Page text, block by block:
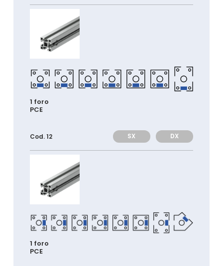
1 foro
PCE
Cod. 12 SX DX
1 foro
PCE